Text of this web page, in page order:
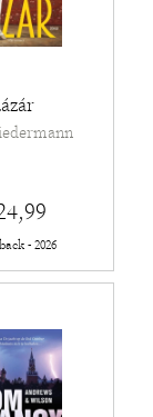
- 2026